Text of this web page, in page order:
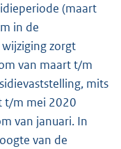
(maart
in de
zorgt
van maart t/m
mits
t/m mei 2020
van januari. In
van de